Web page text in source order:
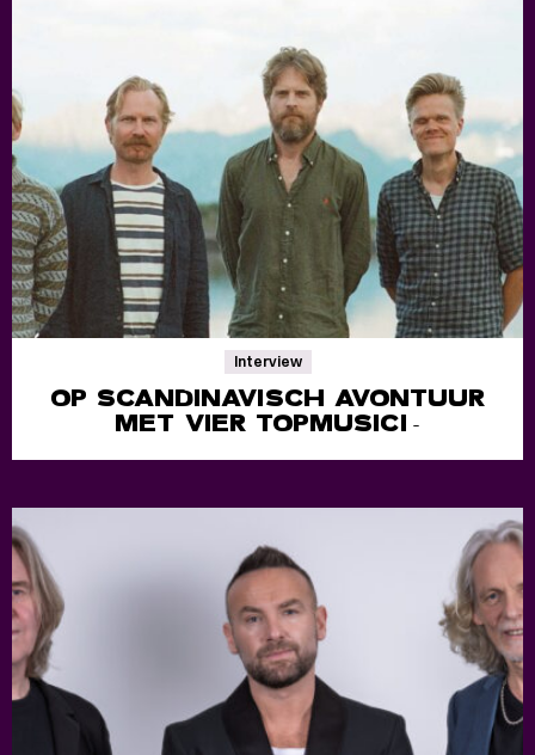
Interview
OP SCANDINAVISCH AVONTUUR
MET VIER TOPMUSICI -